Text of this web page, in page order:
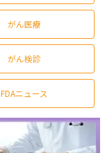
がん医療
がん検診
FDAニュース